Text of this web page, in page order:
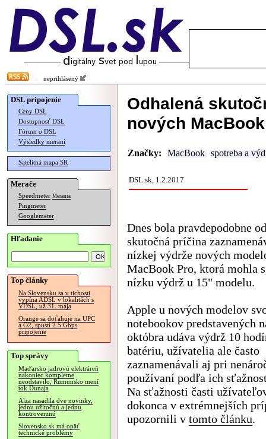
neprihlásený
DSL pripojenie
Ceny DSL
Dostupnosť DSL
Fórum o DSL
Výsledky meraní
Satelitná mapa SR
Merače
Speedmeter Merania
Pingmeter
Googlemeter
Hľadanie
Top články
Na Slovensku sa v tichosti
vypína ADSL v lokalitách s
VDSL, už 31. mája
Orange sa doťahuje na UPC
a O2, spustí 2.5 Gbps
pripojenie
Top správy
Maďarsko jadrovú elektráreň
nakoniec kompletne
neodstavilo, Rumunsko mení
tok Dunaja
Alza nasadila dve novinky,
jednu užitočnú a jednu
kontroverznú
Slovensko.sk má opäť
technické problémy
Odhalená
nových
Značky: MacBook spotreba a
DSL.sk, 1.2.2017
Dnes bola pravdepodobne
skutočná príčina
nízkej výdrže nových
MacBook Pro, ktorá mohla
nízku výdrž u 15" modelu.
Apple u nových modelov
notebookov predstavených
októbra udáva výdrž 10
batériu, užívatelia ale často
zaznamenávali aj pri
používaní podľa ich
Na sťažnosti časti
dokonca v extrémnejších
upozornili v tomto článku.